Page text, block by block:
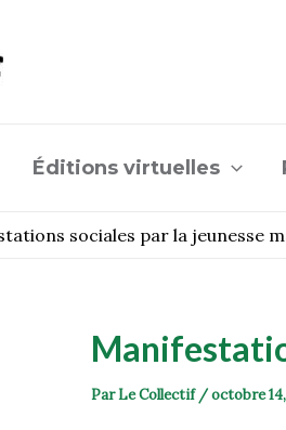
Éditions virtuelles
sociales par la jeunesse
ParLe Collectif /octobre